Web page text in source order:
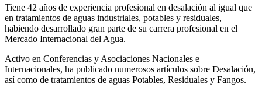
Tiene 42 años de experiencia profesional en desalación al igual que
en tratamientos de aguas industriales, potables y residuales,
habiendo desarrollado gran parte de su carrera profesional en el
Mercado Internacional del Agua.
Activo en Conferencias y Asociaciones Nacionales e
Internacionales, ha publicado numerosos artículos sobre Desalación,
así como de tratamientos de aguas Potables, Residuales y Fangos.